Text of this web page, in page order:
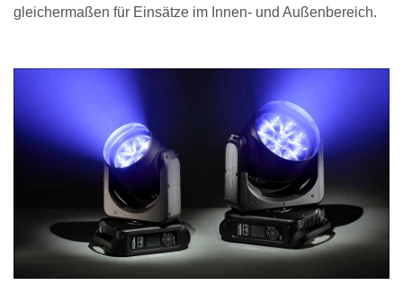
gleichermaßen für Einsätze im Innen- und Außenbereich.